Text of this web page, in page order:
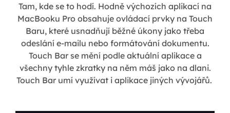
Tam, kde se to hodí. Hodně výchozích aplikací na
MacBooku Pro obsahuje ovládací prvky na Touch
Baru, které usnadňují běžné úkony jako třeba
odeslání e-mailu nebo formátování dokumentu.
Touch Bar se mění podle aktuální aplikace a
všechny tyhle zkratky na něm máš jako na dlani.
Touch Bar umí využívat i aplikace jiných vývojářů.